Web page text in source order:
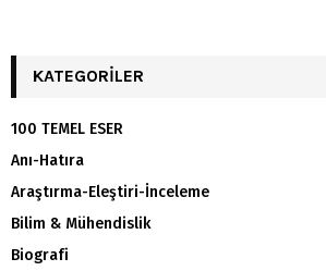
KATEGORILER
100 TEMEL ESER
Anı-Hatıra
Araştırma-Eleştiri-İnceleme
Bilim & Mühendislik
Biografi